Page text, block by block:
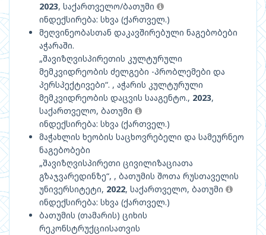
2023, საქართველო/ბათუმი
ინდექსირება: სხვა (ქართველ.)
მეღვინეობასთან დაკავშირებული ნაგებობები
აჭარაში.
„შავიზღვისპირეთის კულტურული
მემკვიდრეობის ძელგები -პრობლემები და
პერსპექტივები“. , აჭარის კულტურული
მემკვიდრეობის დაცვის სააგენტო., 2023,
საქართველო, ბათუმი
ინდექსირება: სხვა (ქართველ.)
მაჭახლის ხეობის საცხოვრებელი და სამეურნეო
ნაგებობები
„შავიზღვისპირეთი ცივილიზაციათა
გზაჯვარედინზე“, , ბათუმის შოთა რუსთაველის
უნივერსიტეტი, 2022, საქართველო, ბათუმი
ინდექსირება: სხვა (ქართველ.)
ბათუმის (თამარის) ციხის
რეკონსტრუქციისათვის